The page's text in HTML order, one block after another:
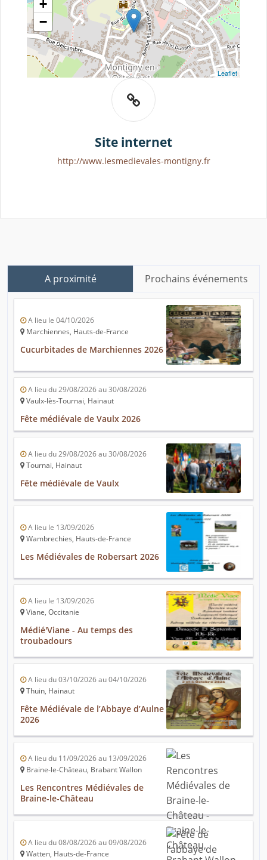
+
−
Leaflet
Site internet
http://www.lesmedievales-montigny.fr
A proximité Prochains événements
A lieu le 04/10/2026
Marchiennes, Hauts-de-France
Cucurbitades de Marchiennes 2026
A lieu du 29/08/2026 au 30/08/2026
Vaulx-lès-Tournai, Hainaut
Fête médiévale de Vaulx 2026
A lieu du 29/08/2026 au 30/08/2026
Tournai, Hainaut
Fête médiévale de Vaulx
A lieu le 13/09/2026
Wambrechies, Hauts-de-France
Les Médiévales de Robersart 2026
A lieu le 13/09/2026
Viane, Occitanie
Médié'Viane - Au temps des
troubadours
A lieu du 03/10/2026 au 04/10/2026
Thuin, Hainaut
Fête Médiévale de l’Abbaye d’Aulne
2026
A lieu du 11/09/2026 au 13/09/2026
Braine-le-Château, Brabant Wallon
Les Rencontres Médiévales de
Braine-le-Château
A lieu du 08/08/2026 au 09/08/2026
Watten, Hauts-de-France